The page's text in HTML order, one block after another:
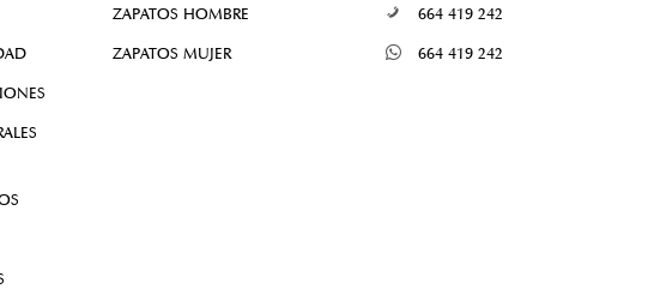
ZAPATOS HOMBRE
ZAPATOS MUJER
664 419 242
664 419 242